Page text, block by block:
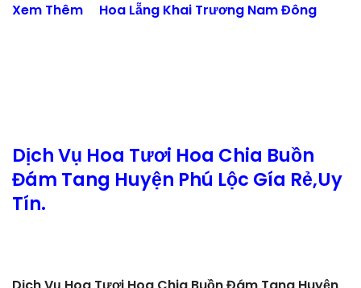
Xem Thêm Hoa Lẵng Khai Trương Nam Đông
Dịch Vụ Hoa Tươi Hoa Chia Buồn
Đám Tang Huyện Phú Lộc Gía Rẻ,Uy
Tín.